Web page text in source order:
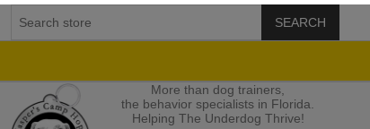
SEARCH
More than dog trainers,
the behavior specialists in Florida.
Helping The Underdog Thrive!